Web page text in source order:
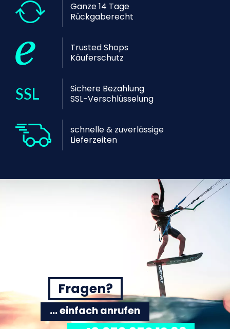
Ganze 14 Tage
Rückgaberecht
Trusted Shops
Käuferschutz
Sichere Bezahlung
SSL-Verschlüsselung
schnelle & zuverlässige
Lieferzeiten
Fragen?
... einfach anrufen